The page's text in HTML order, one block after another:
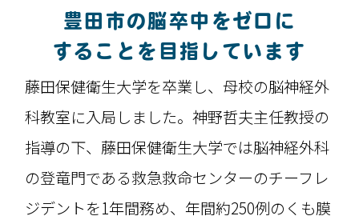
豊田市の脳卒中をゼロに
することを 目指しています
藤田保健衛生大学を卒業し、母校の脳神経外
科教室に入局しました。神野哲夫主任教授の
指導の下、藤田保健衛生大学では脳神経外科
の登竜門である救急救命センターのチーフレ
ジデントを1年間務め、年間約250例のくも膜